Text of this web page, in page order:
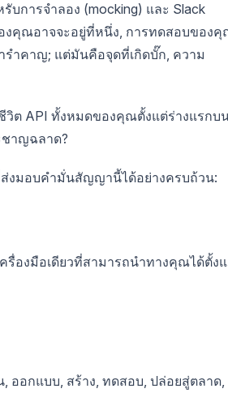
บการจำลอง (mocking) และ Slack
งคุณอาจจะอยู่ที่หนึ่ง, การทดสอบของ
ำคาญ; แต่มันคือจุดที่เกิดบั๊ก, ความ
วิต API ทั้งหมดของคุณตั้งแต่ร่างแรกบ
ชาญฉลาด?
งมอบคำมั่นสัญญานี้ได้อย่างครบถ้วน:
รื่องมือเดียวที่สามารถนำทางคุณได้ตั้ง
อกแบบ, สร้าง, ทดสอบ, ปล่อยสู่ตลาด,